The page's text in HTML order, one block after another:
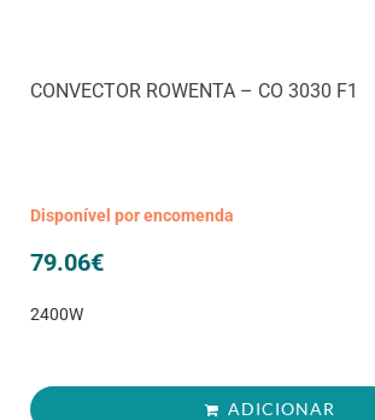
CONVECTOR ROWENTA – CO 3030 F1
Disponível por encomenda
79.06€
2400W
ADICIONAR